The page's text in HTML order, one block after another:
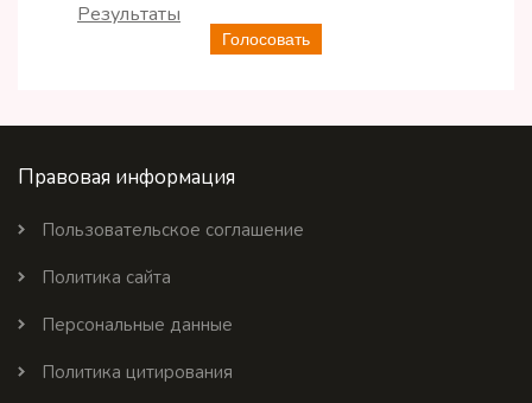
Голосовать
Результаты
Правовая информация
Пользовательское соглашение
Политика сайта
Персональные данные
Политика цитирования